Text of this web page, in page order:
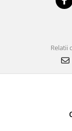
Relatii